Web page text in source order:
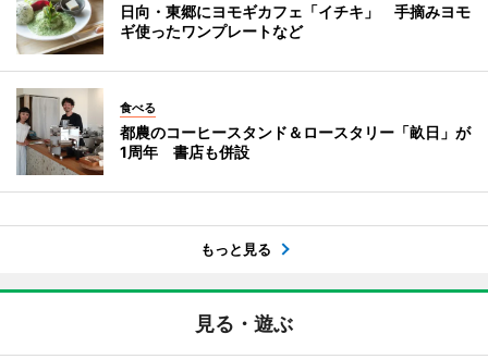
日向・東郷にヨモギカフェ「イチキ」 手摘みヨモ
ギ使ったワンプレートなど
食べる
都農のコーヒースタンド＆ロースタリー「畝日」が
1周年 書店も併設
もっと見る
見る・遊ぶ